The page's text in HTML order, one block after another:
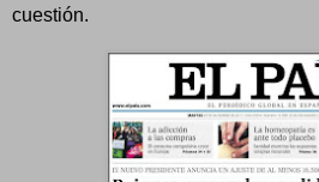
cuestión.